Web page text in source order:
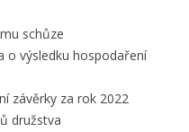
schůze
o výsledku hospodaření
závěrky za rok 2022
družstva